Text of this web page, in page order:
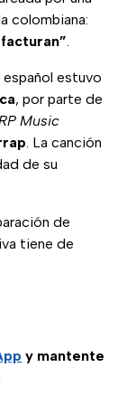
colombiana:
.
estuvo
, por parte de
Music
. La canción
de su
de
tiene de
y mantente